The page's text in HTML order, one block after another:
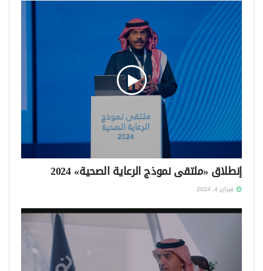
إنطلاق «ملتقى نموذج الرعاية الصحية» 2024
فبراير 4, 2024